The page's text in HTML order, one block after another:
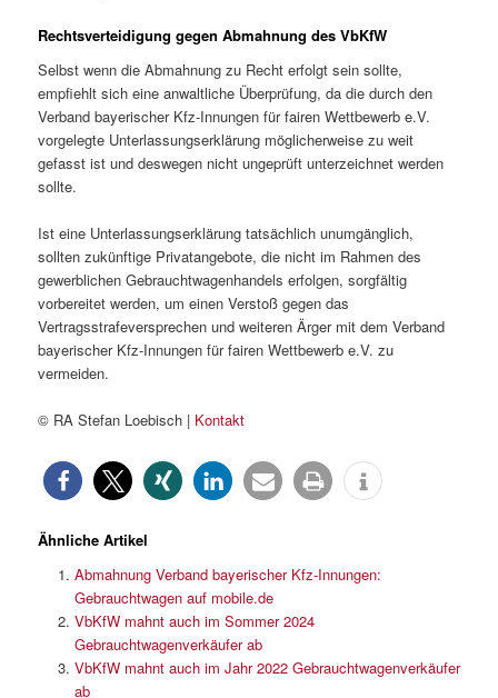
Rechtsverteidigung gegen Abmahnung des VbKfW
Selbst wenn die Abmahnung zu Recht erfolgt sein sollte,
empfiehlt sich eine anwaltliche Überprüfung, da die durch den
Verband bayerischer Kfz-Innungen für fairen Wettbewerb e.V.
vorgelegte Unterlassungserklärung möglicherweise zu weit
gefasst ist und deswegen nicht ungeprüft unterzeichnet werden
sollte.
Ist eine Unterlassungserklärung tatsächlich unumgänglich,
sollten zukünftige Privatangebote, die nicht im Rahmen des
gewerblichen Gebrauchtwagenhandels erfolgen, sorgfältig
vorbereitet werden, um einen Verstoß gegen das
Vertragsstrafeversprechen und weiteren Ärger mit dem Verband
bayerischer Kfz-Innungen für fairen Wettbewerb e.V. zu
vermeiden.
© RA Stefan Loebisch | Kontakt
Ähnliche Artikel
Abmahnung Verband bayerischer Kfz-Innungen:
Gebrauchtwagen auf mobile.de
VbKfW mahnt auch im Sommer 2024
Gebrauchtwagenverkäufer ab
VbKfW mahnt auch im Jahr 2022 Gebrauchtwagenverkäufer
ab